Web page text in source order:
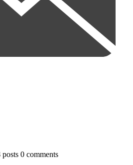
posts 0 comments